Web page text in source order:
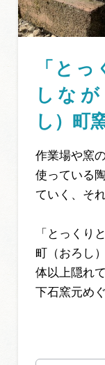
「と
しな
し）町
作業場や窯
使っている
ていく、そ
「とっくり
町（おろし
体以上隠れ
下石窯元め